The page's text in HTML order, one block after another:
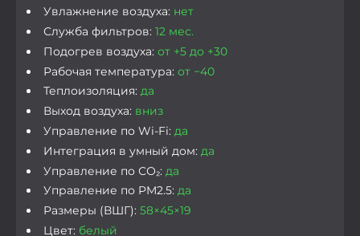
Увлажнение воздуха: нет
Служба фильтров: 12 мес.
Подогрев воздуха: от +5 до +30
Рабочая температура: от −40
Теплоизоляция: да
Выход воздуха: вниз
Управление по Wi-Fi: да
Интеграция в умный дом: да
Управление по СО₂: да
Управление по PM2.5: да
Размеры (ВШГ): 58×45×19
Цвет: белый